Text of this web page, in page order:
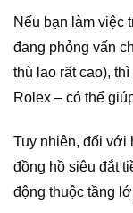
Nếu bạn làm việc
đang phỏng vấn
thù lao rất cao),
Rolex – có thể
Tuy nhiên, đối với
đồng hồ siêu đắt
động thuộc tầng